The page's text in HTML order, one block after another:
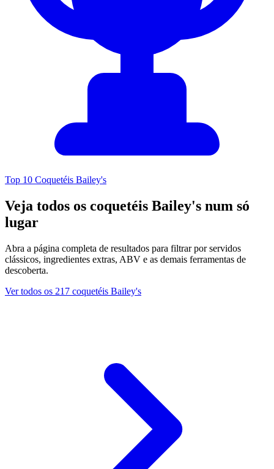
Top 10 Coquetéis Bailey's
Veja todos os coquetéis Bailey's num só
lugar
Abra a página completa de resultados para filtrar por servidos
clássicos, ingredientes extras, ABV e as demais ferramentas de
descoberta.
Ver todos os 217 coquetéis Bailey's